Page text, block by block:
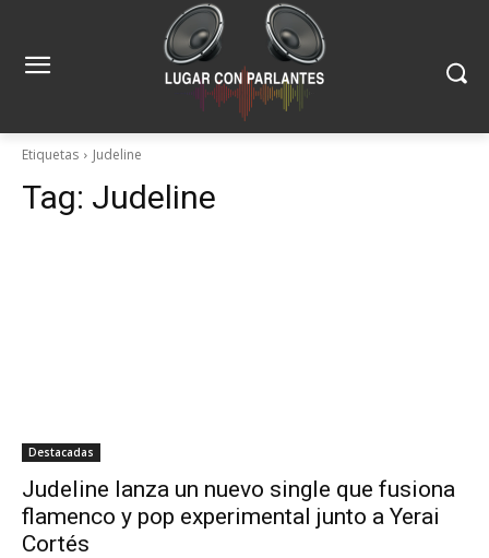
Etiquetas Judeline
Tag: Judeline
Destacadas
Judeline lanza un nuevo single que fusiona
flamenco y pop experimental junto a Yerai
Cortés